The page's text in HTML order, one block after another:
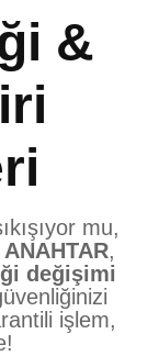
&
mu,
,
değişimi
işlem,